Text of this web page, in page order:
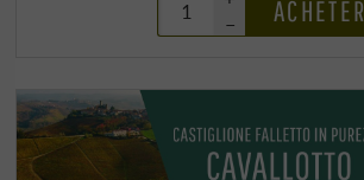
–
ACHETER